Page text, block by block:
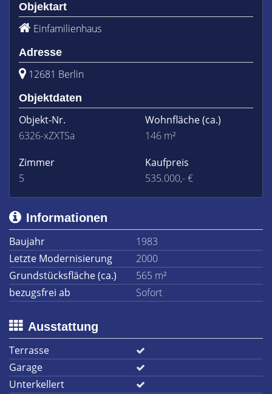
Objektart
Einfamilienhaus
Adresse
12681 Berlin
Objektdaten
Objekt-Nr.
6326-xZXTSa
Wohnfläche(ca.)
146 m²
Zimmer
5
Kaufpreis
535.000,- €
Informationen
Baujahr
1983
Letzte Modernisierung
2000
Grundstücksfläche (ca.)
565 m²
bezugsfrei ab
Sofort
Ausstattung
Terrasse
Garage
Unterkellert